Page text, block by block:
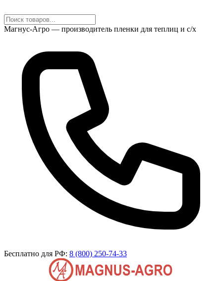
Магнус-Агро — производитель пленки для теплиц и с/х
Бесплатно для РФ: 8 (800) 250-74-33